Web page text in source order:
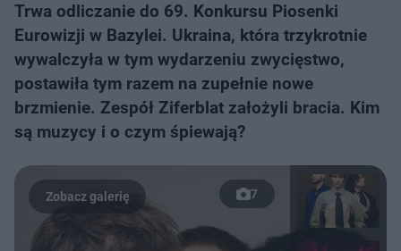
Trwa odliczanie do 69. Konkursu Piosenki
Eurowizji w Bazylei. Ukraina, która trzykrotnie
wywalczyła w tym wydarzeniu zwycięstwo,
postawiła tym razem na zupełnie nowe
brzmienie. Zespół Ziferblat założyli bracia. Kim
są muzycy i o czym śpiewają?
7